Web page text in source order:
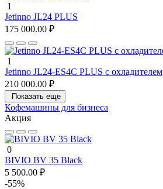
1
Jetinno JL24 PLUS
175 000.00 ₽
1
Jetinno JL24-ES4C PLUS с охладителем
210 000.00 ₽
Показать еще
Кофемашины для бизнеса
Акция
0
BIVIO BV 35 Black
5 500.00 ₽
-55%